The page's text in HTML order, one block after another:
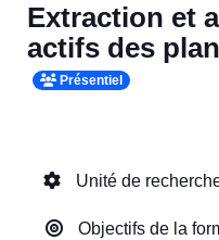
Extraction et
actifs des
Présentiel
Unité de
Objectifs de la